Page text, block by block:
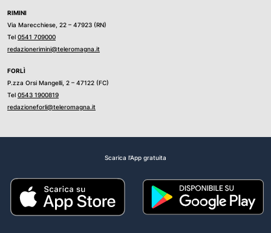
RIMINI
Via Marecchiese, 22 – 47923 (RN)
Tel 0541 709000
redazionerimini@teleromagna.it
FORLÌ
P.zza Orsi Mangelli, 2 – 47122 (FC)
Tel 0543 1900819
redazioneforli@teleromagna.it
Scarica l'App gratuita